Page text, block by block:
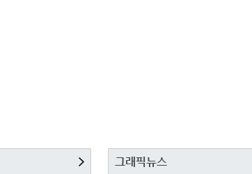
그래픽뉴스